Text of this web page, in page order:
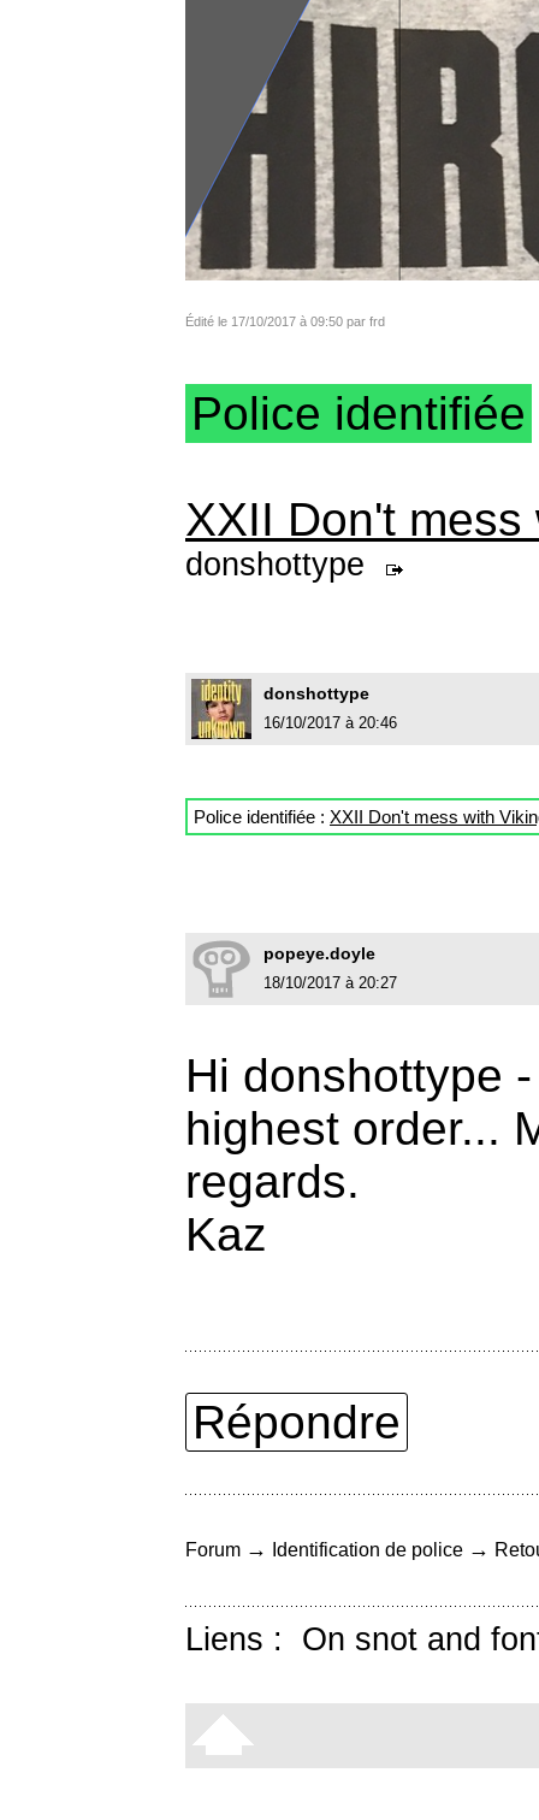
Édité le 17/10/2017 à 09:50 par frd
Police identifiée
XXII Don't
donshottype
donshottype
16/10/2017 à 20:46
Police identifiée : XXII Don't mess with
popeye.doyle
18/10/2017 à 20:27
Hi donshottype
highest order...
regards.
Kaz
Répondre
Forum → Identification de police →
Liens : On snot and